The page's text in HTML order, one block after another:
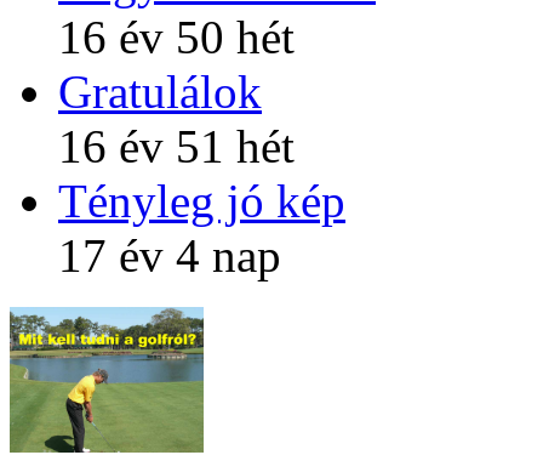
16 év 50 hét
Gratulálok
16 év 51 hét
Tényleg jó kép
17 év 4 nap